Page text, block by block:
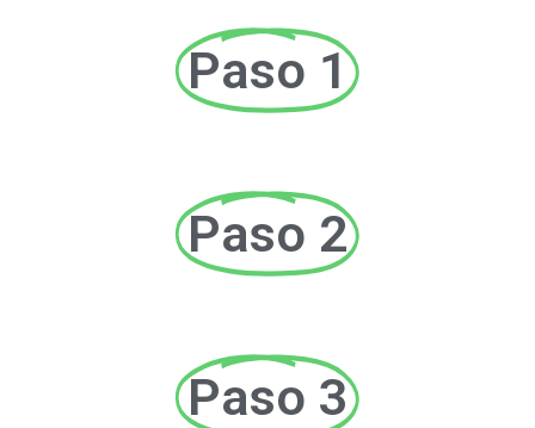
Paso 1
Paso 2
Paso 3